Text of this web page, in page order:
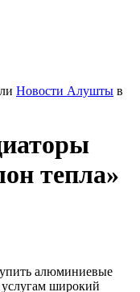
Новости Алушты в
тепла»
алюминиевые
широкий